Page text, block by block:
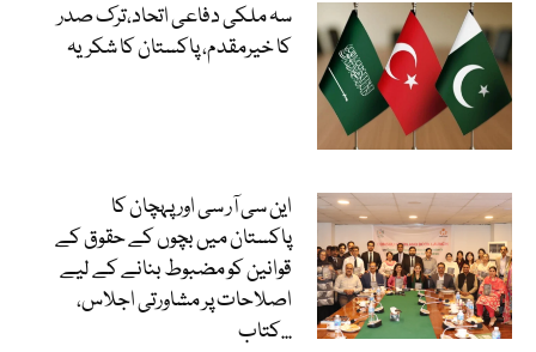
سہ ملکی دفاعی اتحاد،ترک صدر
کا خیرمقدم، پاکستان کا شکریہ
این سی آر سی اور پہچان کا
پاکستان میں بچوں کے حقوق کے
قوانین کو مضبوط بنانے کے لیے
اصلاحات پر مشاورتی اجلاس،
کتاب...